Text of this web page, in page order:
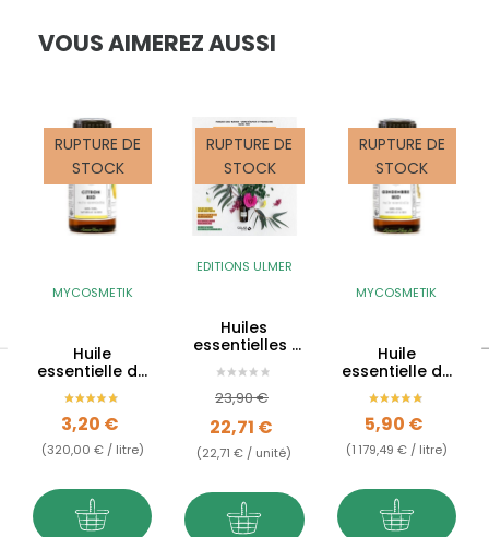
VOUS AIMEREZ AUSSI
RUPTURE DE
STOCK
MYCOSMETIK
Huile
essentielle de
Citron BIO
(AB)
Prix
3,20 €
(320,00 € / litre)
RUPTURE DE
STOCK
EDITIONS ULMER
Huiles
essentielles :
complet pour
toute la
Prix de base
23,90 €
22,71 €
(22,71 € / unité)
RUPTURE DE
STOCK
MYCOSMETIK
Huile
essentielle de
Gingembre
BIO (AB)
Prix
5,90 €
(1 179,49 € / litre)